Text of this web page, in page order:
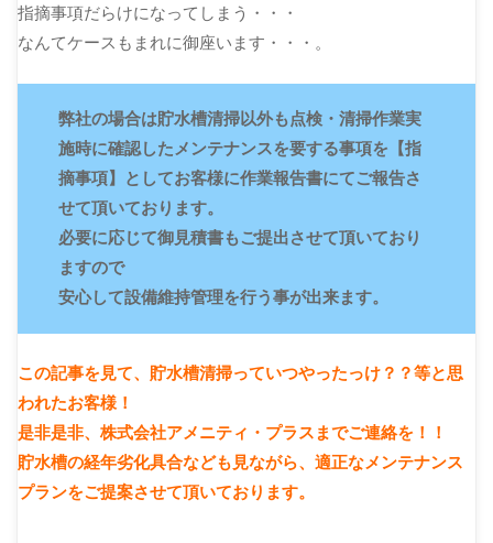
指摘事項だらけになってしまう・・・
なんてケースもまれに御座います・・・。
弊社の場合は貯水槽清掃以外も点検・清掃作業実
施時に確認したメンテナンスを要する事項を【指
摘事項】としてお客様に作業報告書にてご報告さ
せて頂いております。
必要に応じて御見積書もご提出させて頂いており
ますので
安心して設備維持管理を行う事が出来ます。
この記事を見て、貯水槽清掃っていつやったっけ？？等と思
われたお客様！
是非是非、株式会社アメニティ・プラスまでご連絡を！！
貯水槽の経年劣化具合なども見ながら、適正なメンテナンス
プランをご提案させて頂いております。